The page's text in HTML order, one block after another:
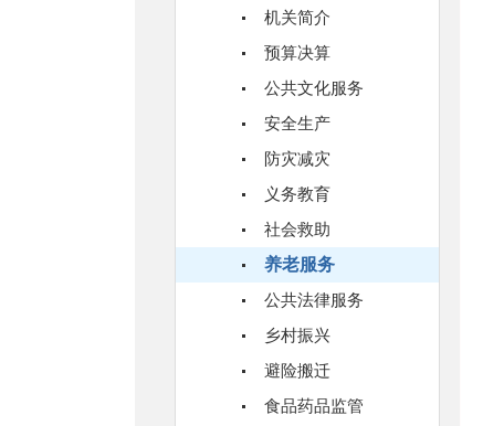
机关简介
预算决算
公共文化服务
安全生产
防灾减灾
义务教育
社会救助
养老服务
公共法律服务
乡村振兴
避险搬迁
食品药品监管